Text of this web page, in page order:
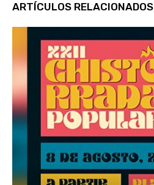
ARTÍCULOS RELACIONADOS